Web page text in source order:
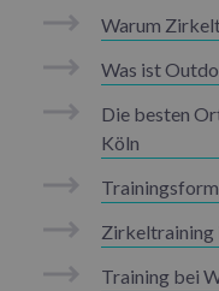
Warum
Was ist
Die besten
Köln
Zirkeltraining
Training bei